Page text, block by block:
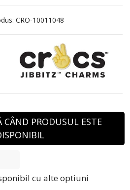
CRO-10011048
PRODUSUL ESTE
cu alte optiuni